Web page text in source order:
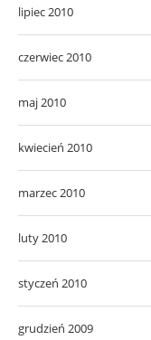
lipiec 2010
czerwiec 2010
maj 2010
kwiecień 2010
marzec 2010
luty 2010
styczeń 2010
grudzień 2009